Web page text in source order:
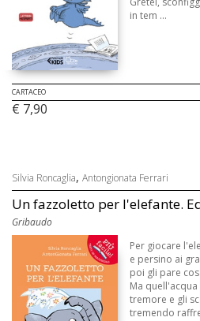
in tem ...
CARTACEO
€ 7,90
Silvia Roncaglia, Antongionata Ferrari
Un fazzoletto per l'elefante.
Gribaudo
Per giocare
e persino ai
poi gli pare
Ma
tremore e gli
tremendo